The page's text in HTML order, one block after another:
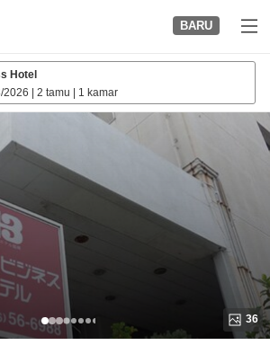
BARU
Hotel
2026 2 tamu 1 kamar
36